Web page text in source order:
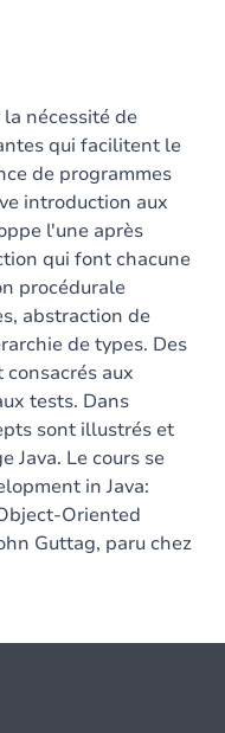
nécessité de
qui facilitent le
de programmes
introduction aux
l'une après
qui font chacune
procédurale
abstraction de
de types. Des
aux
tests. Dans
sont illustrés et
Java. Le cours se
in Java:
Oriented
Guttag, paru chez